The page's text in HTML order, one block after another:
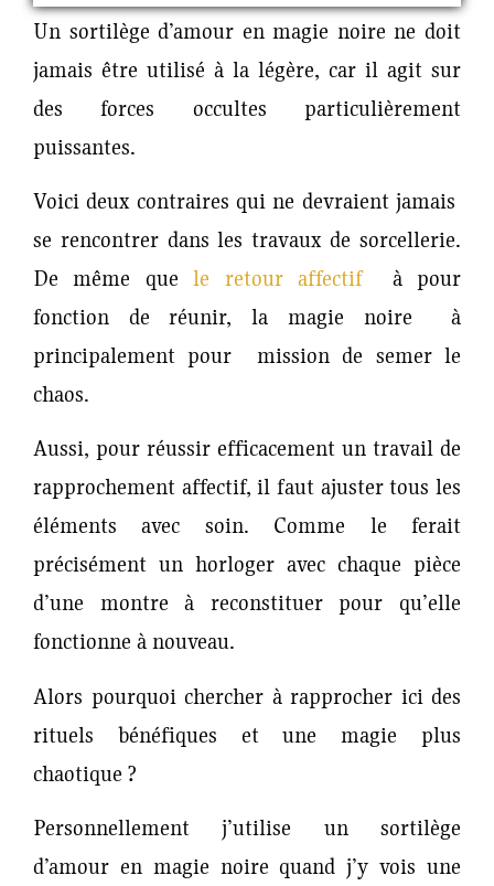
Un sortilège d’amour en magie noire ne doit
jamais être utilisé à la légère, car il agit sur
des forces occultes particulièrement
puissantes.
Voici deux contraires qui ne devraient jamais
se rencontrer dans les travaux de sorcellerie.
De même quele retour affectif
à pour
fonction de réunir, la magie noire à
principalement pour mission de semer le
chaos.
Aussi, pour réussir efficacement un travail de
rapprochement affectif, il faut ajuster tous les
éléments avec soin. Comme le ferait
précisément un horloger avec chaque pièce
d’une montre à reconstituer pour qu’elle
fonctionne à nouveau.
Alors pourquoi chercher à rapprocher ici des
rituels bénéfiques et une magie plus
chaotique ?
Personnellement j’utilise un sortilège
d’amour en magie noire quand j’y vois une